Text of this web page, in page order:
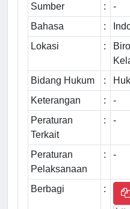
Sumber :
-
Bahasa
:
Lokasi
:
Bidang Hukum
:
Keterangan
:
-
Peraturan
Terkait
: -
Peraturan
Pelaksanaan
: -
Berbagi :